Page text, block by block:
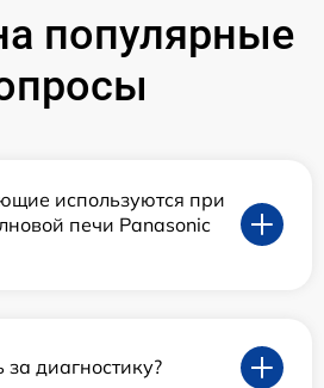
популярные
используются при
печи Panasonic
диагностику?